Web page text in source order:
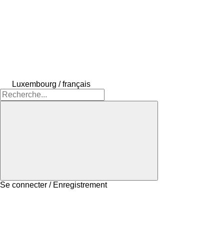
Luxembourg / français
Se connecter / Enregistrement